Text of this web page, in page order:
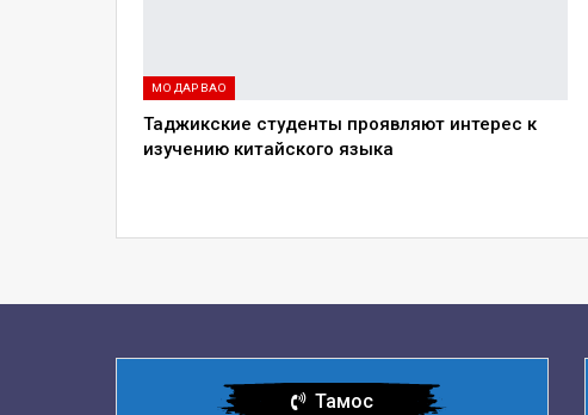
МО ДАР ВАО
Таджикские студенты проявляют интерес к
изучению китайского языка
Тамос